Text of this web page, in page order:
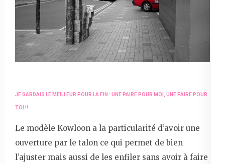
JE GARDAIS LE MEILLEUR POUR LA FIN : UNE PAIRE POUR MOI, UNE PAIRE POUR
TOI !!
Le modèle Kowloon a la particularité d’avoir une
ouverture par le talon ce qui permet de bien
l’ajuster mais aussi de les enfiler sans avoir à faire